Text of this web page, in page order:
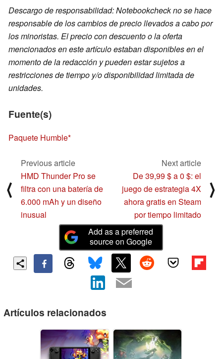
Descargo de responsabilidad: Notebookcheck no se hace
responsable de los cambios de precio llevados a cabo por
los minoristas. El precio con descuento o la oferta
mencionados en este artículo estaban disponibles en el
momento de la redacción y pueden estar sujetos a
restricciones de tiempo y/o disponibilidad limitada de
unidades.
Fuente(s)
Paquete Humble
⟨
Previous article
HMD Thunder Pro se
filtra con una batería de
6.000 mAh y un diseño
inusual
Next article
De 39,99 $ a 0 $: el
juego de estrategia 4X
ahora gratis en Steam
por tiempo limitado
⟩
Add as a preferred
source on Google
Artículos relacionados